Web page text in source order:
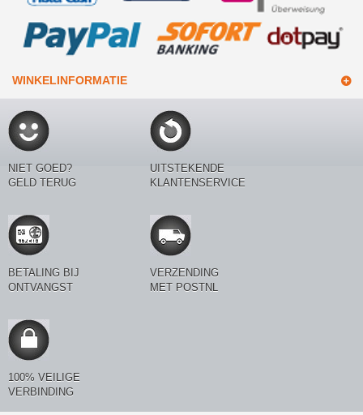
WINKELINFORMATIE
NIET GOED?
GELD TERUG
UITSTEKENDE
KLANTENSERVICE
BETALING BIJ
ONTVANGST
VERZENDING
MET POSTNL
100% VEILIGE
VERBINDING